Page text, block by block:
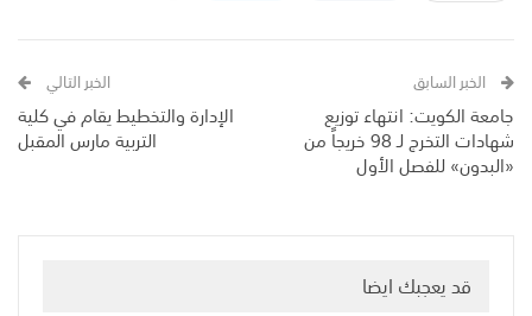
الخبر السابق
جامعة الكويت: انتهاء توزيع
شهادات التخرج لـ 98 خريجاً من
«البدون» للفصل الأول
الخبر التالي
الإدارة والتخطيط يقام في كلية
التربية مارس المقبل
قد يعجبك ايضا